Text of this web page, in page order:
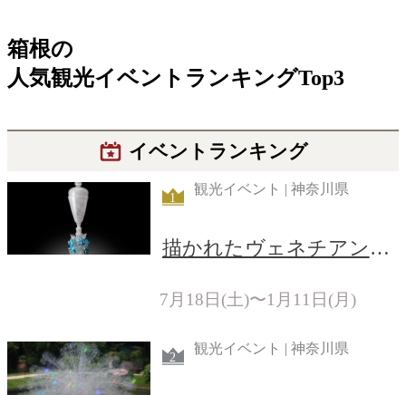
箱根の
人気観光イベントランキングTop3
イベントランキング
1
観光イベント | 神奈川県
描かれたヴェネチアン・
7月18日(土)〜1月11日(月)
2
観光イベント | 神奈川県